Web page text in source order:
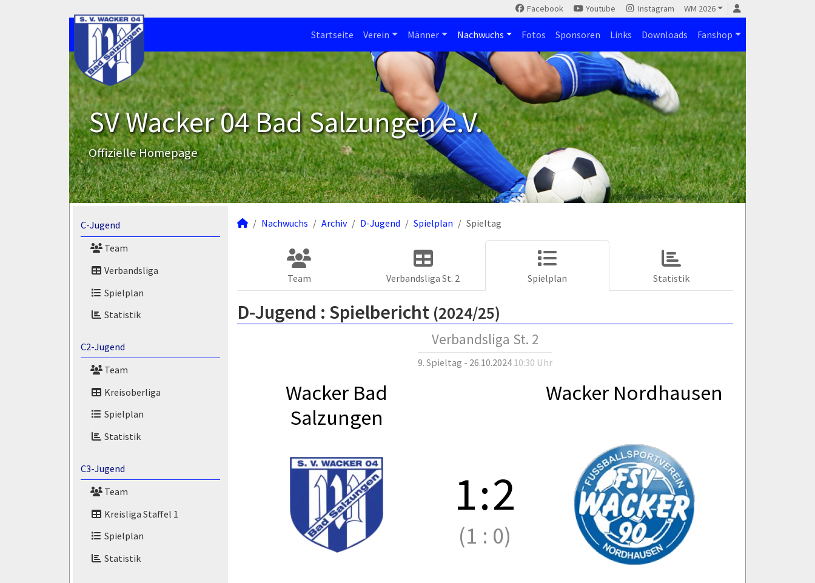
Facebook Youtube Instagram WM 2026
Startseite Verein Männer Nachwuchs Fotos Sponsoren Links Downloads Fanshop
SV Wacker 04 Bad Salzungen e.V.
Offizielle Homepage
C-Jugend
Team
Verbandsliga
Spielplan
Statistik
C2-Jugend
Team
Kreisoberliga
Spielplan
Statistik
C3-Jugend
Team
Kreisliga Staffel 1
Spielplan
Statistik
Nachwuchs Archiv D-Jugend Spielplan Spieltag
Team Verbandsliga St. 2 Spielplan Statistik
D-Jugend : Spielbericht (2024/25)
Verbandsliga St. 2
9. Spieltag - 26.10.2024 10:30 Uhr
Wacker Bad
Salzungen
Wacker Nordhausen
1:2
(1 : 0)